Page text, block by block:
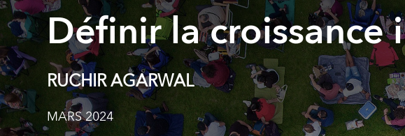
Définir la croissance
RUCHIR AGARWAL
MARS 2024